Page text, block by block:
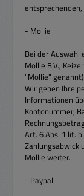
- Mollie
Bei der Auswahl
Mollie B.V.,
"Mollie"
Wir geben Ihre
Informationen
Kontonummer,
Art. 6 Abs. 1 lit.
Mollie weiter.
- Paypal